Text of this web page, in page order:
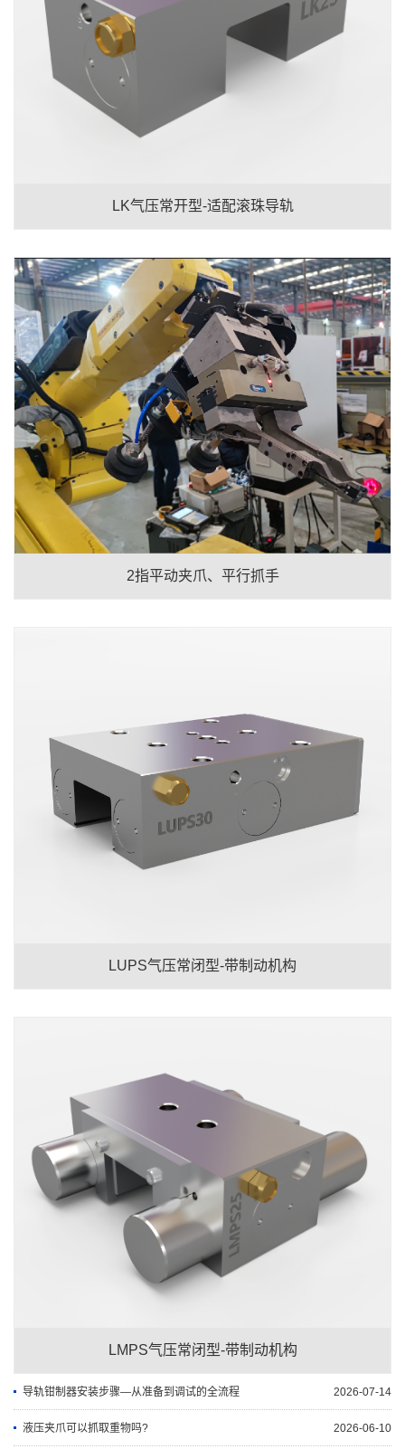
LK气压常开型-适配滚珠导轨
2指平动夹爪、平行抓手
LUPS气压常闭型-带制动机构
LMPS气压常闭型-带制动机构
导轨钳制器安装步骤—从准备到调试的全流程 2026-07-14
液压夹爪可以抓取重物吗? 2026-06-10